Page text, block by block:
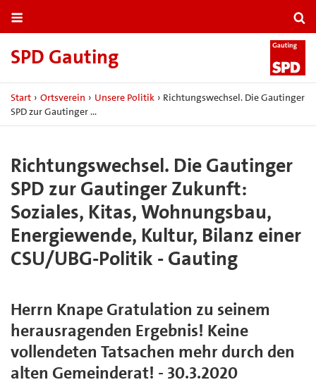
SPD Gauting
Start › Ortsverein › Unsere Politik › Richtungswechsel. Die Gautinger
SPD zur Gautinger …
Richtungswechsel. Die Gautinger
SPD zur Gautinger Zukunft:
Soziales, Kitas, Wohnungsbau,
Energiewende, Kultur, Bilanz einer
CSU/UBG-Politik - Gauting
Herrn Knape Gratulation zu seinem
herausragenden Ergebnis! Keine
vollendeten Tatsachen mehr durch den
alten Gemeinderat! - 30.3.2020